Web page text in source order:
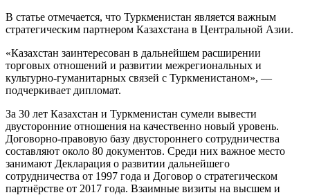
В статье отмечается, что Туркменистан является важным
стратегическим партнером Казахстана в Центральной Азии.
«Казахстан заинтересован в дальнейшем расширении
торговых отношений и развитии межрегиональных и
культурно-гуманитарных связей с Туркменистаном», —
подчеркивает дипломат.
За 30 лет Казахстан и Туркменистан сумели вывести
двусторонние отношения на качественно новый уровень.
Договорно-правовую базу двустороннего сотрудничества
составляют около 80 документов. Среди них важное место
занимают Декларация о развитии дальнейшего
сотрудничества от 1997 года и Договор о стратегическом
партнёрстве от 2017 года. Взаимные визиты на высшем и